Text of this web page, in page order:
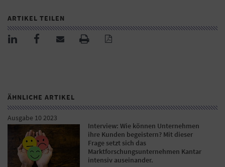
ARTIKEL TEILEN
ÄHNLICHE ARTIKEL
Ausgabe 10 2023
Interview: Wie können Unternehmen
ihre Kunden begeistern? Mit dieser
Frage setzt sich das
Marktforschungsunternehmen Kantar
intensiv auseinander.